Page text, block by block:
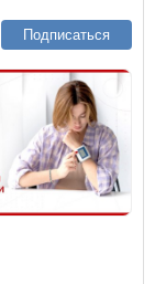
Подписаться